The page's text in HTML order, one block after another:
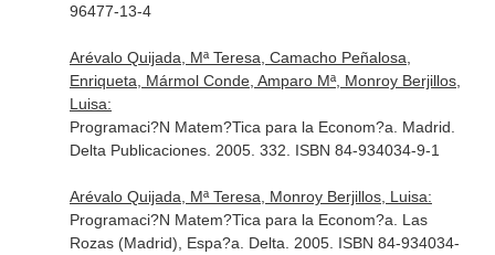
96477-13-4
Arévalo Quijada, Mª Teresa, Camacho Peñalosa,
Enriqueta, Mármol Conde, Amparo Mª, Monroy Berjillos,
Luisa:
Programaci?N Matem?Tica para la Econom?a. Madrid.
Delta Publicaciones. 2005. 332. ISBN 84-934034-9-1
Arévalo Quijada, Mª Teresa, Monroy Berjillos, Luisa:
Programaci?N Matem?Tica para la Econom?a. Las
Rozas (Madrid), Espa?a. Delta. 2005. ISBN 84-934034-